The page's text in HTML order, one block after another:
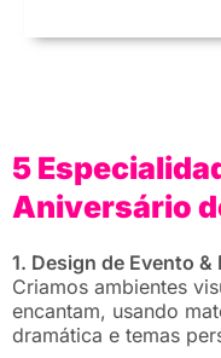
5
Aniversário
1. Design de Evento &
Criamos ambientes
encantam, usando
dramática e temas